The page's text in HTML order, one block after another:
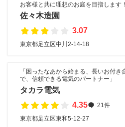
お客様と共に理想のお庭を目指します
佐々木造園
3.07
東京都足立区中川2-14-18
「困ったなあから始まる、長いお付
で、信頼できる電気のパートナー」
タカラ電気
4.35
21件
東京都足立区東和5-12-27